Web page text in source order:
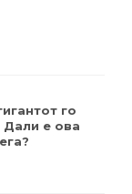
го
Дали е ова